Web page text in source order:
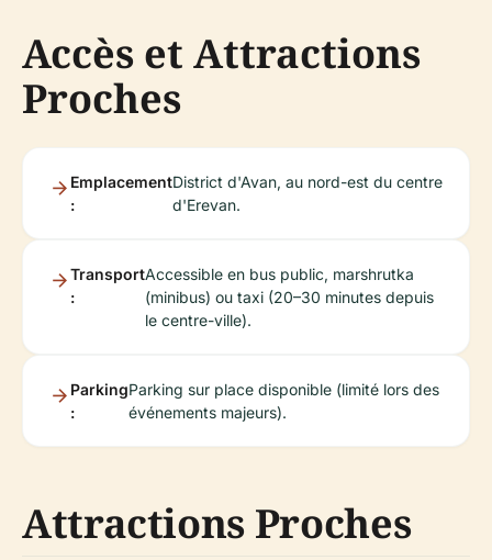
Accès et Attractions
Proches
Emplacement
:
District d'Avan, au nord-est du centre
d'Erevan.
Transport
:
Accessible en bus public, marshrutka
(minibus) ou taxi (20–30 minutes depuis
le centre-ville).
Parking
:
Parking sur place disponible (limité lors des
événements majeurs).
Attractions Proches